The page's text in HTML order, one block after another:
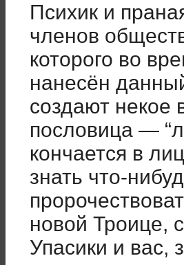
Психик и
членов
которого во
нанесён
создают некое
пословица —
кончается в
знать что-
новой Троице,
Упасики и вас,